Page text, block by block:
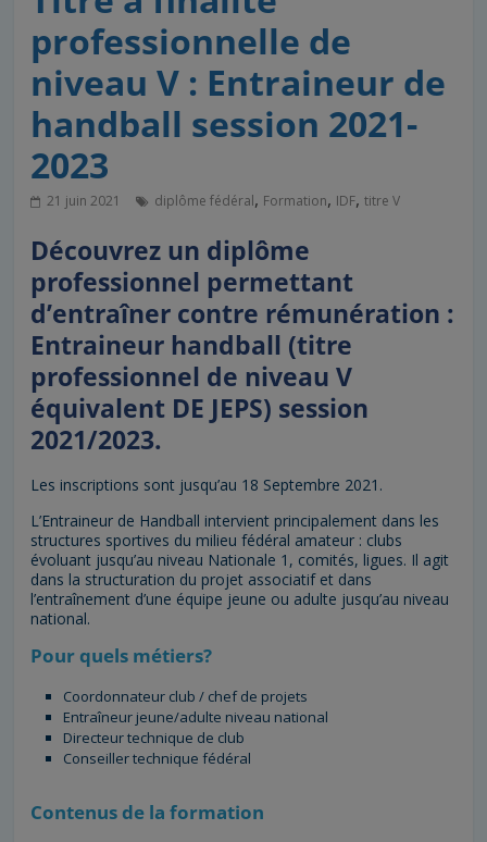
professionnelle de
niveau V : Entraineur de
handball session 2021-
2023
21 juin 2021 diplôme fédéral, Formation, IDF,titre V
Découvrez un diplôme
professionnel permettant
d’entraîner contre rémunération :
Entraineur handball (titre
professionnel de niveau V
équivalent DE JEPS) session
2021/2023.
Les inscriptions sont jusqu’au 18 Septembre 2021.
L’Entraineur de Handball intervient principalement dans les
structures sportives du milieu fédéral amateur : clubs
évoluant jusqu’au niveau Nationale 1, comités, ligues. Il agit
dans la structuration du projet associatif et dans
l’entraînement d’une équipe jeune ou adulte jusqu’au niveau
national.
Pour quels métiers?
Coordonnateur club / chef de projets
Entraîneur jeune/adulte niveau national
Directeur technique de club
Conseiller technique fédéral
Contenus de la formation